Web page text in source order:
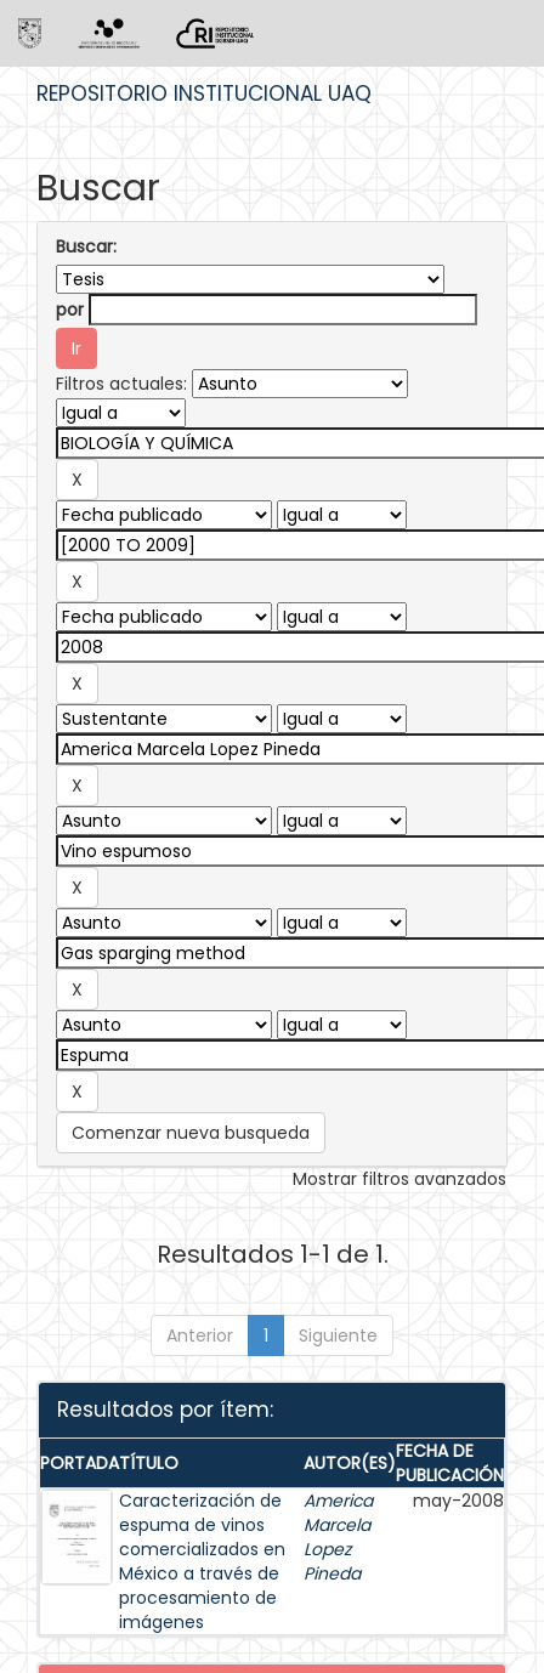
REPOSITORIO INSTITUCIONAL UAQ
Buscar
Buscar:
por
Filtros actuales:
Comenzar nueva busqueda
Mostrar filtros avanzados
Resultados 1-1 de 1.
Anterior 1 Siguiente
Resultados por ítem:
PORTADATÍTULO AUTOR(ES)FECHA DE
PUBLICACIÓN
Caracterización de
espuma de vinos
comercializados en
México a través de
procesamiento de
imágenes
America
Marcela
Lopez
Pineda
may-2008